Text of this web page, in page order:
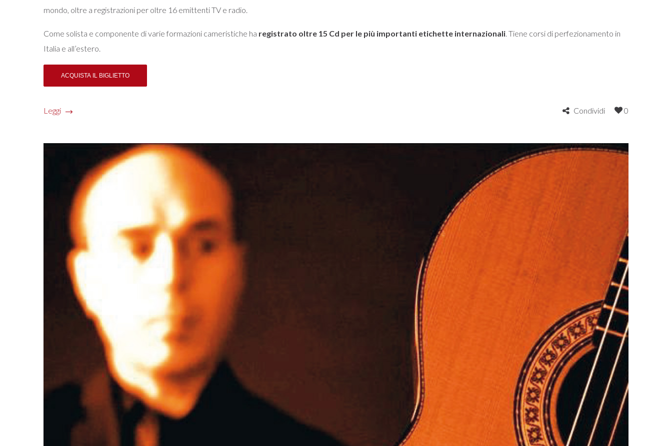
mondo, oltre a registrazioni per oltre 16 emittenti TV e radio.
Come solista e componente di varie formazioni cameristiche ha registrato oltre 15 Cd per le più importanti etichette internazionali. Tiene corsi di perfezionamento in
Italia e all’estero.
Leggi Condividi 0